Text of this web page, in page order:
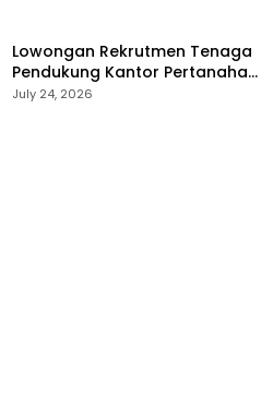
Lowongan Rekrutmen Tenaga
Pendukung Kantor Pertanahan
2026
July 24, 2026